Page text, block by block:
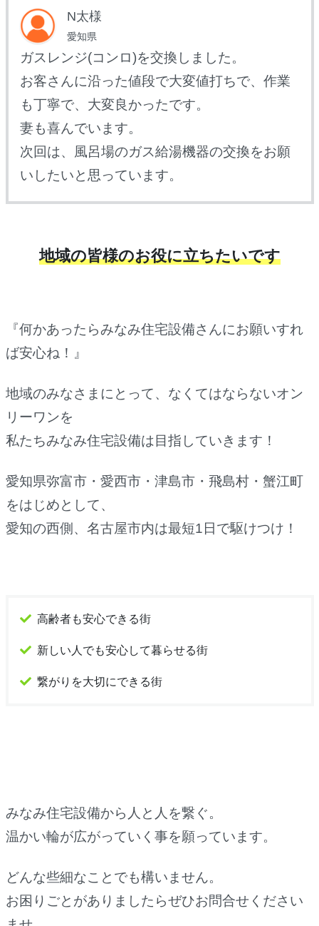
N太様
愛知県
ガスレンジ(コンロ)を交換しました。
お客さんに沿った値段で大変値打ちで、作業
も丁寧で、大変良かったです。
妻も喜んでいます。
次回は、風呂場のガス給湯機器の交換をお願
いしたいと思っています。
地域の皆様のお役に立ちたいです
『何かあったらみなみ住宅設備さんにお願いすれ
ば安心ね！』
地域のみなさまにとって、なくてはならないオン
リーワンを
私たちみなみ住宅設備は目指していきます！
愛知県弥富市・愛西市・津島市・飛島村・蟹江町
をはじめとして、
愛知の西側、名古屋市内は最短1日で駆けつけ！
高齢者も安心できる街
新しい人でも安心して暮らせる街
繋がりを大切にできる街
みなみ住宅設備から人と人を繋ぐ。
温かい輪が広がっていく事を願っています。
どんな些細なことでも構いません。
お困りごとがありましたらぜひお問合せください